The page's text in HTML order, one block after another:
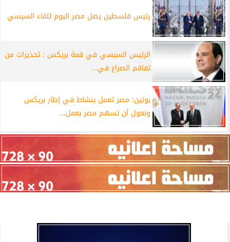
رئيس فلسطين يصل مصر اليوم للقاء السيسي
الرئيس السيسي في قمة بريكس : تحذيرات من
تفاقم الصراع في...
بوتين: مصر تعمل بنشاط في إطار بريكس
ونعول أن تسهم مصر بعمل...